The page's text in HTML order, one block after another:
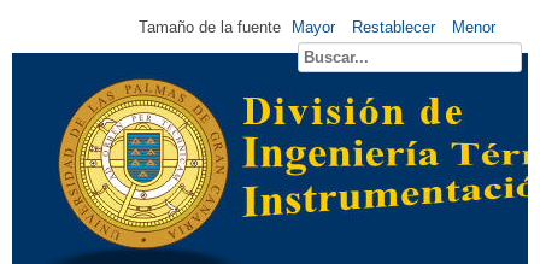
Tamaño de la fuente Mayor Restablecer Menor